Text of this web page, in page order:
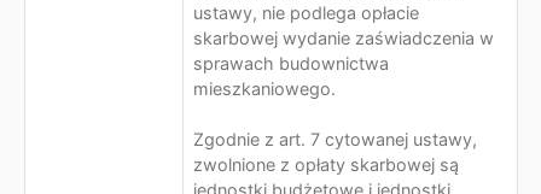
ustawy, nie podlega opłacie
skarbowej wydanie zaświadczenia w
sprawach budownictwa
mieszkaniowego.
Zgodnie z art. 7 cytowanej ustawy,
zwolnione z opłaty skarbowej są
jednostki budżetowe i jednostki